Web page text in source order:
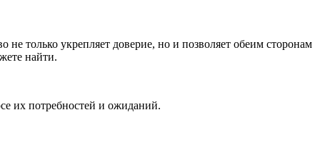
только укрепляет доверие, но и позволяет обеим сторонам
найти.
их потребностей и ожиданий.